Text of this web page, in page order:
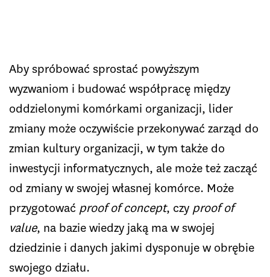
Aby spróbować sprostać powyższym
wyzwaniom i budować współpracę między
oddzielonymi komórkami organizacji, lider
zmiany może oczywiście przekonywać zarząd do
zmian kultury organizacji, w tym także do
inwestycji informatycznych, ale może też zacząć
od zmiany w swojej własnej komórce. Może
przygotować proof of concept, czy proof of
value, na bazie wiedzy jaką ma w swojej
dziedzinie i danych jakimi dysponuje w obrębie
swojego działu.